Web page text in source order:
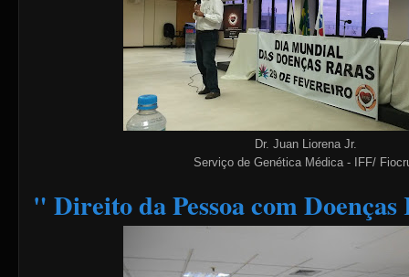
Dr. Juan Liorena Jr.
Serviço de Genética Médica - IFF/
" Direito da Pessoa com